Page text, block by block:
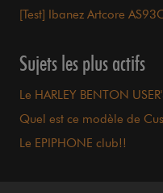
[Test] Ibanez Artcore
Sujets les plus actifs
Le HARLEY BENTON
Quel est ce modèle de
Le EPIPHONE club!!